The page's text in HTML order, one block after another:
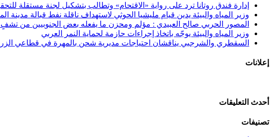
إدارة فندق روتانا ترد على رواية «الاقتحام» وتطالب بتشكيل لجنة مستقلة
وزير المياه والبيئة يدين قيام مليشيا الحوثي لاستهداف ناقلة نفط قبالة مدينة
المصور الحربي صالح العبيدي : مؤلم ومحزن ما يفعله بعض الجنوبيين من تشفٍ
وزير المياه والبيئة يوجّه باتخاذ إجراءات حازمة لحماية النمر العربي
السقطري والشرجبي يناقشان احتياجات مديرية شحن بالمهرة في قطاعي
إعلانات
أحدث التعليقات
تصنيفات